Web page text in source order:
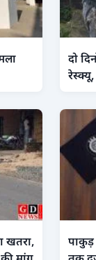
दो
खतरा,
पाकुड़